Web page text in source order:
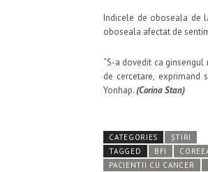
Indicele de oboseala de
oboseala afectat de
“S-a dovedit ca
de cercetare,
Yonhap.(Corina Stan)
CATEGORIES
ȘTIRI
TAGGED
BFI
PACIENTII CU CANCER